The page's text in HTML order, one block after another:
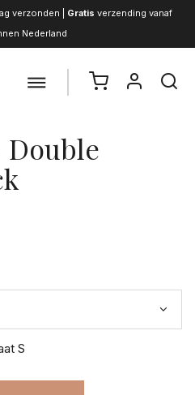
verzonden | Gratis verzending vanaf
Nederland
S